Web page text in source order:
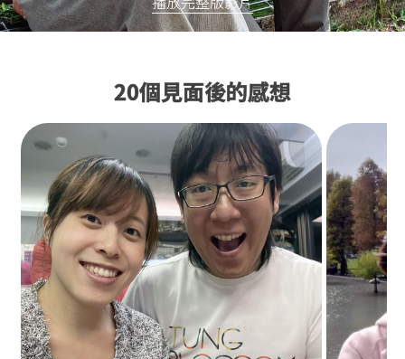
20個見面後的感想